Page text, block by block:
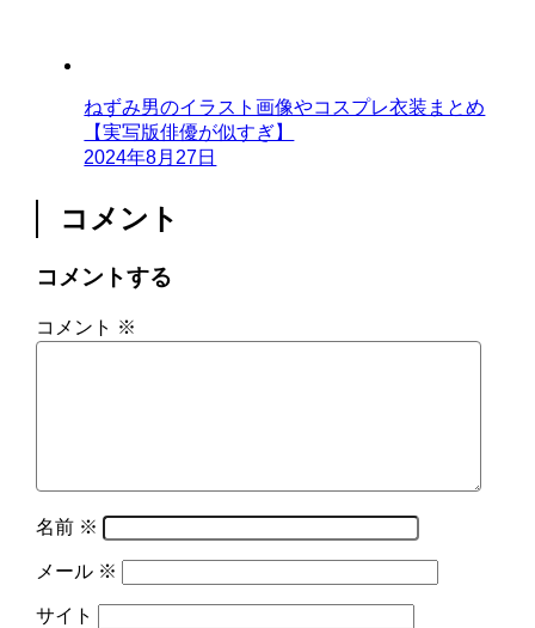
ねずみ男のイラスト画像やコスプレ衣装まとめ
【実写版俳優が似すぎ】
2024年8月27日
コメント
コメントする
コメント ※
名前 ※
メール ※
サイト